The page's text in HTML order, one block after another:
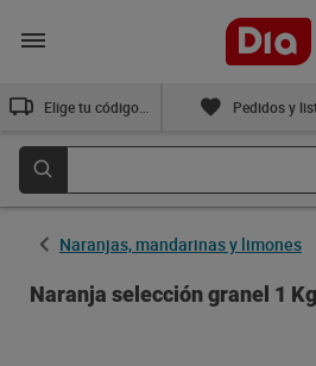
Pedidos y
Naranjas, mandarinas y limones
Naranja selección granel 1